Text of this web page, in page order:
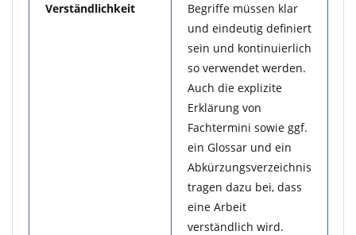
Verständlichkeit
Begriffe müssen klar
und eindeutig definiert
sein und kontinuierlich
so verwendet werden.
Auch die explizite
Erklärung von
Fachtermini sowie ggf.
ein Glossar und ein
Abkürzungsverzeichnis
tragen dazu bei, dass
eine Arbeit
verständlich wird.